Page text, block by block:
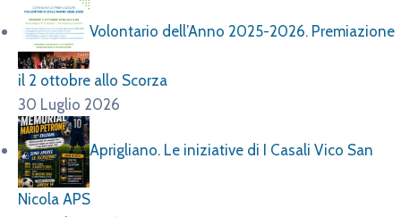
Volontario dell’Anno 2025-2026. Premiazione
il 2 ottobre allo Scorza
30 Luglio 2026
Aprigliano. Le iniziative di I Casali Vico San
Nicola APS